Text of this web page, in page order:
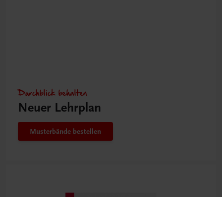
Durchblick behalten
Neuer Lehrplan
Musterbände bestellen